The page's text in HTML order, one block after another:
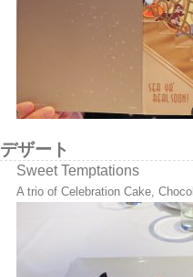
デザート
Sweet Temptations
A trio of Celebration Cake,